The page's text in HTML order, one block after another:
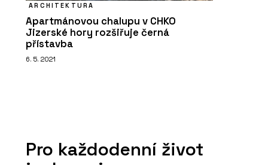
ARCHITEKTURA
Apartmánovou chalupu v CHKO
Jizerské hory rozšiřuje černá
přístavba
6. 5. 2021
Pro každodenní život